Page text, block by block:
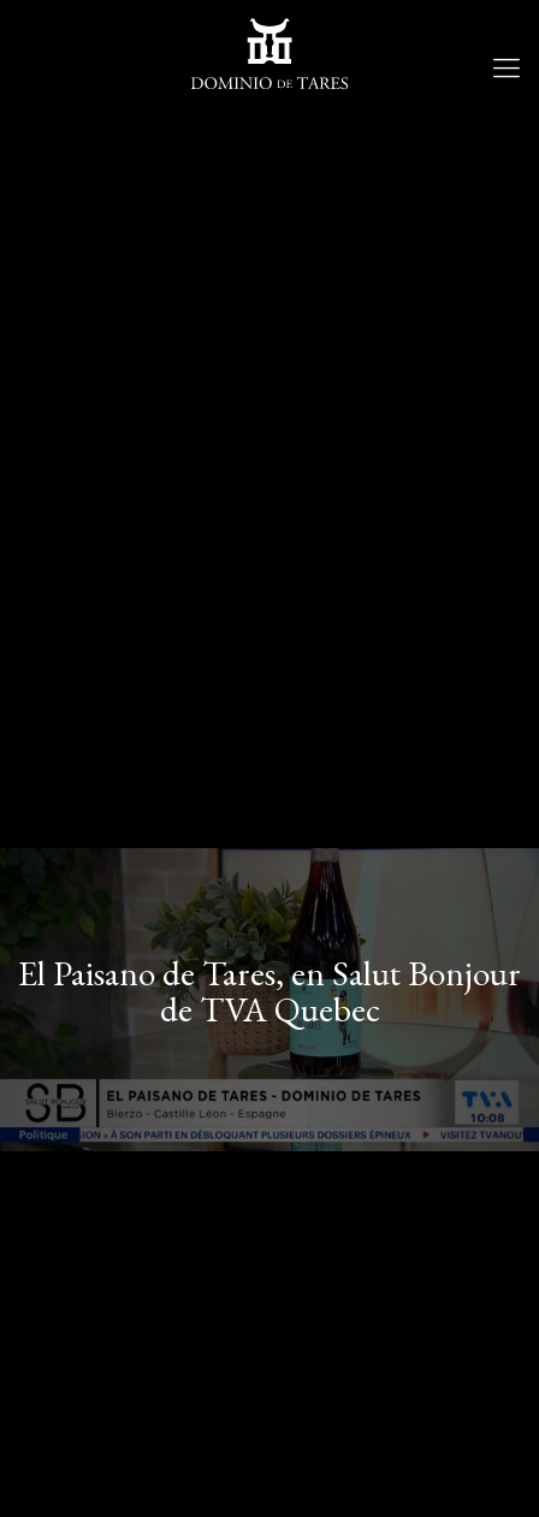
El Paisano de Tares, en Salut Bonjour
de TVA Quebec